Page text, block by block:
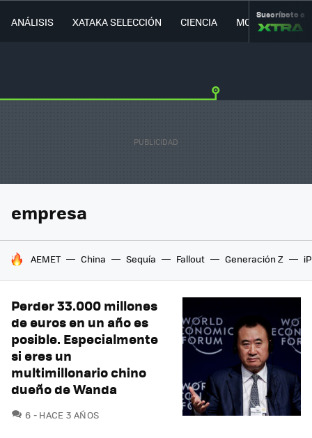
ANÁLISIS XATAKA SELECCIÓN CIENCIA MOVILIDAD
Suscríbete a
empresa
HOY SE HABLA DE
AEMET China Sequía Fallout Generación Z
Perder 33.000 millones
de euros en un año es
posible. Especialmente
si eres un
multimillonario chino
dueño de Wanda
6 COMENTARIOS
HACE 3 AÑOS